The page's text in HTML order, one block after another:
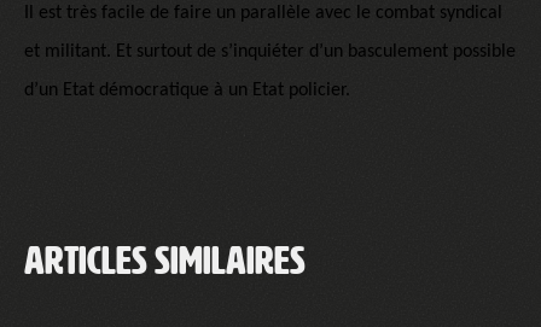
Il est très facile de faire un parallèle avec le combat syndical
et militant. Et surtout de s’inquiéter d’un basculement possible
d’un Etat démocratique à un Etat policier.
Articles similaires